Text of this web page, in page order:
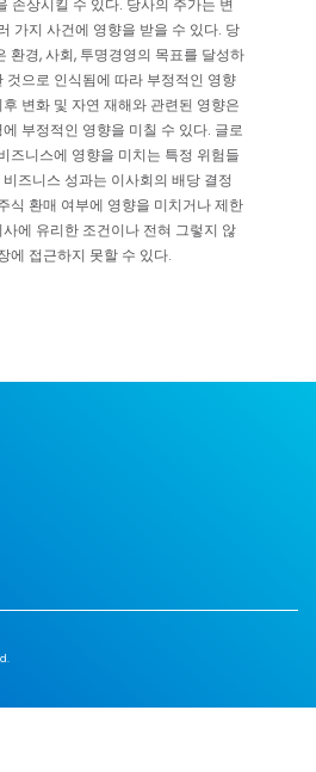
손상시킬 수 있다. 당사의 주가는 변
가지 사건에 영향을 받을 수 있다. 당
환경, 사회, 투명경영의 목표를 달성하
것으로 인식됨에 따라 부정적인 영향
변화 및 자연 재해와 관련된 영향은
부정적인 영향을 미칠 수 있다. 글로
즈니스에 영향을 미치는 특정 위험들
즈니스 성과는 이사회의 배당 결정
식 환매 여부에 영향을 미치거나 제한
에 유리한 조건이나 전혀 그렇지 않
에 접근하지 못할 수 있다.